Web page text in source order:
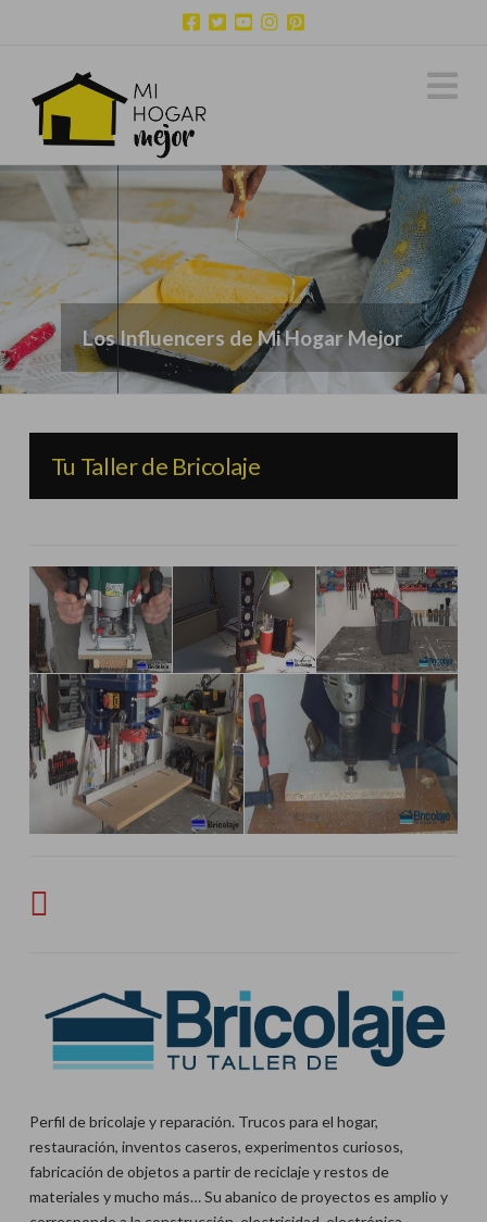
Tu Taller de Bricolaje
Perfil de bricolaje y reparación. Trucos para el hogar,
restauración, inventos caseros, experimentos curiosos,
fabricación de objetos a partir de reciclaje y restos de
materiales y mucho más… Su abanico de proyectos es amplio y